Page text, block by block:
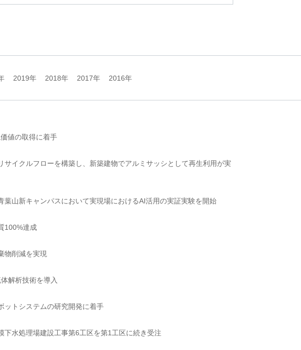
2019年 2018年 2017年 2016年
値の取得に着手
イクルフローを構築し、新築建物でアルミサッシとして再生利用が実
山新キャンパスにおいて実現場におけるAI活用の実証実験を開始
100%達成
物削減を実現
解析技術を導入
ットシステムの研究開発に着手
水処理場建設工事第6工区を第1工区に続き受注